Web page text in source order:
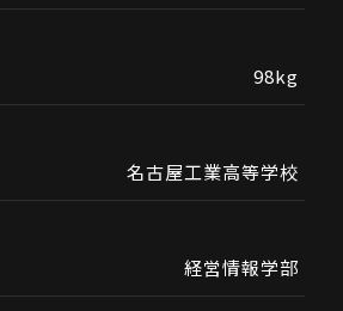
98kg
名古屋工業高等学校
経営情報学部